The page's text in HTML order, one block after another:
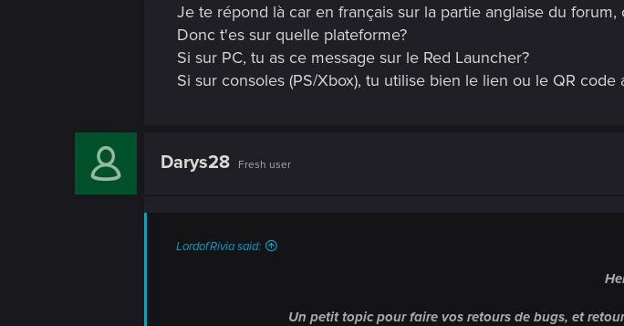
Je te répond là car en français sur la partie anglaise du forum,
Donc t'es sur quelle plateforme?
Si sur PC, tu as ce message sur le Red Launcher?
Si sur consoles (PS/Xbox), tu utilise bien le lien ou le QR code
Darys28 Fresh user
LordofRivia said:
Un petit topic pour faire vos retours de bugs, et